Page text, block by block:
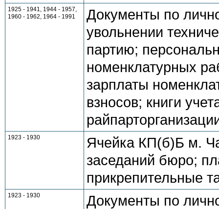
1925 - 1941, 1944 - 1957,
1960 - 1962, 1964 - 1991
Документы по
увольнении
партию;
номенклатурных
зарплаты
взносов; книги
1923 - 1930
Ячейка КП(б)Б м.
заседаний бюро;
прикрепительные
1923 - 1930
Документы по